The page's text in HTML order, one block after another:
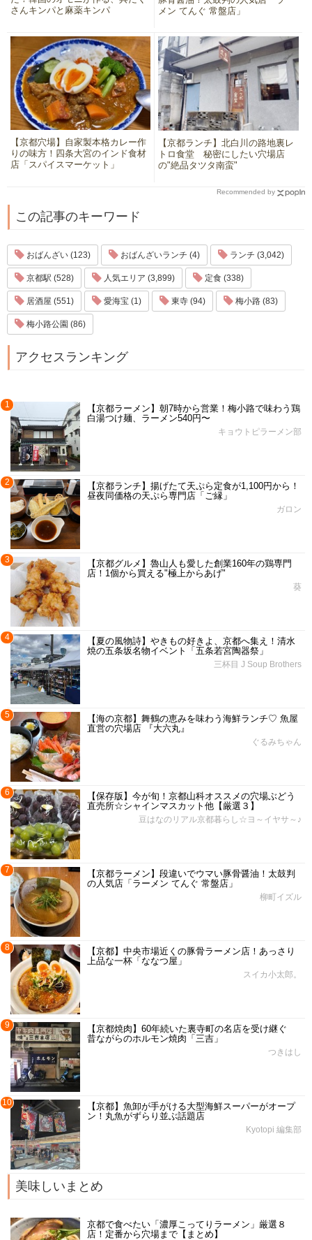
さんキンパと麻薬キンパ
メン てんぐ 常盤店」
【京都穴場】自家製本格カレー作
りの味方！四条大宮のインド食材
店「スパイスマーケット」
【京都ランチ】北白川の路地裏レ
トロ食堂 秘密にしたい穴場店
の"絶品タツタ南蛮"
Recommended by
この記事のキーワード
おばんざい (123) おばんざいランチ (4) ランチ (3,042)
京都駅 (528) 人気エリア (3,899) 定食 (338)
居酒屋 (551) 愛海宝 (1) 東寺 (94) 梅小路 (83)
梅小路公園 (86)
アクセスランキング
1
【京都ラーメン】朝7時から営業！梅小路で味わう鶏
白湯つけ麺、ラーメン540円〜
キョウトピラーメン部
2
【京都ランチ】揚げたて天ぷら定食が1,100円から！
昼夜同価格の天ぷら専門店「ご縁」
ガロン
3
【京都グルメ】魯山人も愛した創業160年の鶏専門
店！1個から買える"極上からあげ"
葵
4
【夏の風物詩】やきもの好きよ、京都へ集え！清水
焼の五条坂名物イベント「五条若宮陶器祭」
三杯目 J Soup Brothers
5
【海の京都】舞鶴の恵みを味わう海鮮ランチ♡ 魚屋
直営の穴場店 『大六丸』
ぐるみちゃん
6
【保存版】今が旬！京都山科オススメの穴場ぶどう
直売所☆シャインマスカット他【厳選３】
豆はなのリアル京都暮らし☆ヨ～イヤサ～♪
7
【京都ラーメン】段違いでウマい豚骨醤油！太鼓判
の人気店「ラーメン てんぐ 常盤店」
柳町イズル
8
【京都】中央市場近くの豚骨ラーメン店！あっさり
上品な一杯「ななつ屋」
スイカ小太郎。
9
【京都焼肉】60年続いた裏寺町の名店を受け継ぐ
昔ながらのホルモン焼肉「三吉」
つきはし
10
【京都】魚卸が手がける大型海鮮スーパーがオープ
ン！丸魚がずらり並ぶ話題店
Kyotopi 編集部
美味しいまとめ
京都で食べたい「濃厚こってりラーメン」厳選８
店！定番から穴場まで【まとめ】